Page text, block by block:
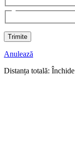
Anulează
Distanța totală: Închide